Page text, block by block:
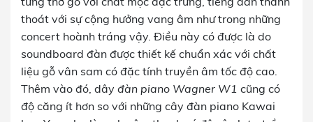
thoát với sự cộng hưởng vang âm như trong những
concert hoành tráng vậy. Điều này có được là do
soundboard đàn được thiết kế chuẩn xác với chất
liệu gỗ vân sam có đặc tính truyền âm tốc độ cao.
Thêm vào đó, dây đàn piano Wagner W1 cũng có
độ căng ít hơn so với những cây đàn piano Kawai